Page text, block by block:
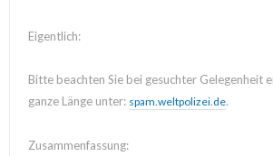
Eigentlich:
Bitte beachten Sie bei gesuchter Gelegenheit
ganze Länge unter: spam.weltpolizei.de.
Zusammenfassung: